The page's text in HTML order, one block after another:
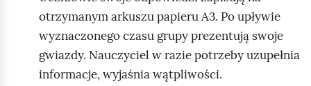
otrzymanym arkuszu papieru A3. Po upływie
wyznaczonego czasu grupy prezentują swoje
gwiazdy. Nauczyciel w razie potrzeby uzupełnia
informacje, wyjaśnia wątpliwości.